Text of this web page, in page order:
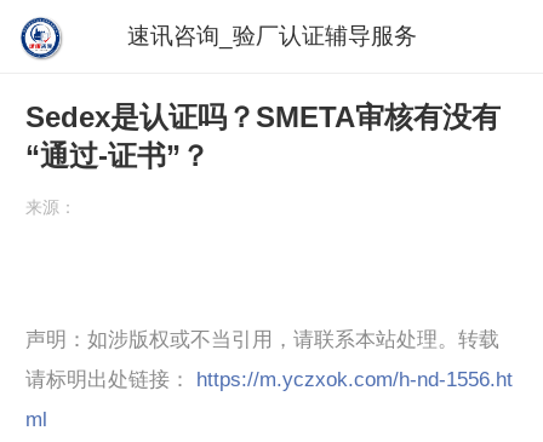
速讯咨询_验厂认证辅导服务
Sedex是认证吗？SMETA审核有没有
“通过-证书”？
来源：
声明：如涉版权或不当引用，请联系本站处理。转载
请标明出处链接：
https://m.yczxok.com/h-nd-1556.ht
ml